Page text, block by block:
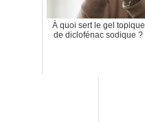
À quoi sert le gel topique
de diclofénac sodique ?